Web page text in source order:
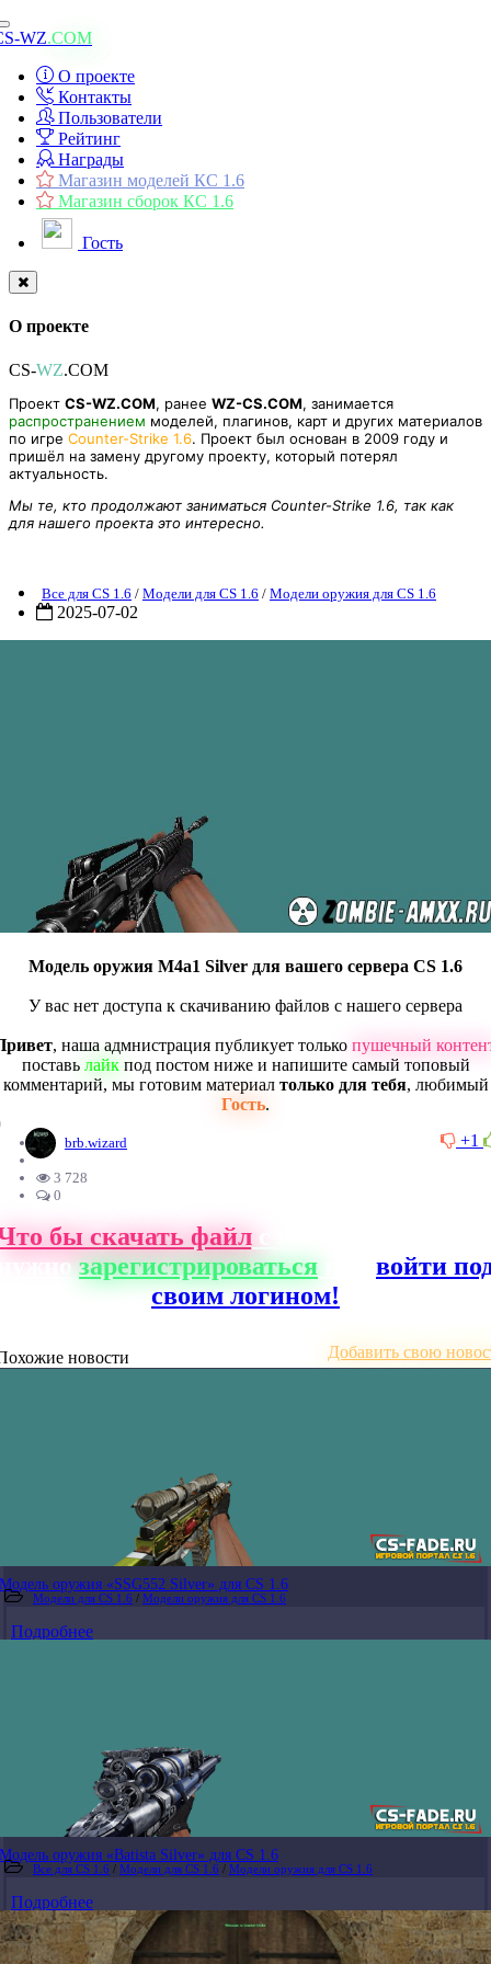
Toggle
navigation
WZ.COM
О проекте
Контакты
Пользователи
Рейтинг
Награды
Магазин моделей КС 1.6
Магазин сборок КС 1.6
Гость
О проекте
CS-WZ.COM
Проект CS-WZ.COM, ранее WZ-CS.COM, занимается
распространением моделей, плагинов, карт и других материалов
по игре Counter-Strike 1.6. Проект был основан в 2009 году и
пришёл на замену другому проекту, который потерял
актуальность.
Мы те, кто продолжают заниматься Counter-Strike 1.6, так как
для нашего проекта это интересно.
Все для CS 1.6 / Модели для CS 1.6 / Модели оружия для CS 1.6
2025-07-02
Модель оружия M4a1 Silver для вашего сервера CS 1.6
У вас нет доступа к скачиванию файлов с нашего сервера
, наша адмнистрация публикует только пушечный
поставь лайкпод постом ниже и напишите самый топовый
комментарий, мы готовим материал только для тебя, любимый
Гость.
+1
brb.wizard
3 728
0
бы скачать файлс нашего сайта,
зарегистрироваться
войти
своим логином!
новости Добавить свою
Модель оружия «SSG552 Silver» для CS 1.6
Модели для CS 1.6 / Модели оружия для CS 1.6
Подробнее
Модель оружия «Batista Silver» для CS 1.6
Все для CS 1.6 / Модели для CS 1.6 / Модели оружия для CS 1.6
Подробнее